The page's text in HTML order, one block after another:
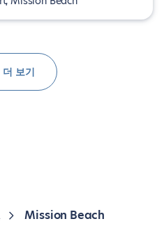
더 보기
Mission Beach